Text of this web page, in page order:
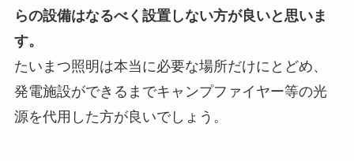
らの設備はなるべく設置しない方が良いと思いま
す。
たいまつ照明は本当に必要な場所だけにとどめ、
発電施設ができるまでキャンプファイヤー等の光
源を代用した方が良いでしょう。